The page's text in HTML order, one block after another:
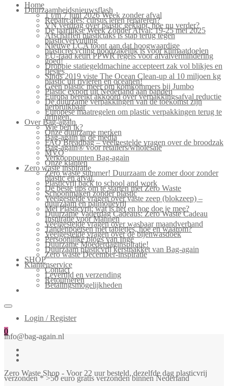
Home
Duurzaamheidsnieuwsflash
1 t/m 7 juni 2026 Week zonder afval
Repaircafés: cursus leren repareren?
VN verdrag over plastic geklapt, hoe nu verder?
De jaarlijkse Week Zonder Afval: 19-25 mei 2025
Afschaffen plastictaks is stap terug tegen
plasticvervuiling
Nieuwe LCA toont aan dat hoogwaardige
plasticrecycling noodzakelijk is voor klimaatdoelen
EU-raad keurt PPWR regels voor afvalvermindering
goed!
Droppie statiegeldmachine accepteert zak vol blikjes en
flesjes
Sinds 2019 viste The Ocean Clean-up al 10 miljoen kg
plastic uit rivieren en oceanen!
Geen plastic meer om komkommers bij Jumbo
Plastic export uit Nederland aan banden
Europa bereikt akkoord over verpakkingsafval reductie
De duurzame verpakkingen van de toekomst zijn
herbruikbaar
Europese maatregelen om plastic verpakkingen terug te
dringen.
Over Bag-again
Wie ben ik?
Onze duurzame merken
Bag-again in de media
FAQ Breadbag – veelgestelde vragen over de broodzak
Bag-again® voor retailers/wholesale
MVO
Verkooppunten Bag-again
Onze klanten
Zero waste inspiratie
Zero waste summer! Duurzaam de zomer door zonder
plastic en afval.
Plasticvrij back to school and work
De beste tips om te starten met Zero Waste
Schoonmaken zonder plastic
Veelgestelde vragen over vaste zeep (blokzeep) –
duurzaam en palmolievrij
Mei Plasticvrij: wat is het en hoe doe je mee?
Duurzame Vaderdag Cadeaus: Zero Waste Cadeau
Inspiratie voor Mannen
Veelgestelde vragen over wasbaar maandverband
Tandenpoetsen met tabletjes, hoe en waarom?
Veelgestelde vragen over de bijenwasdoek
Persoonlijke blogs van Inge
Duurzame Moederdaginspiratie!
Duurzaam plasticvrij kerstpakket van Bag-again
Zero waste December-inspiratie
SHOP
Klantenservice
Contact
Levertijd en verzending
Retourneren
Betalingsmogelijkheden
Login / Register
0
info@bag-again.nl
Zero Waste Shop - Voor 22 uur besteld, dezelfde dag plasticvrij
verzonden * >50 euro gratis verzonden binnen Nederland